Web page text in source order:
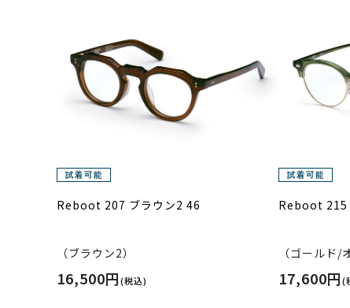
Reboot 207 ブラウン2 46
（ブラウン2）
16,500円(税込)
Reboot 215
（ゴールド/
17,600円(